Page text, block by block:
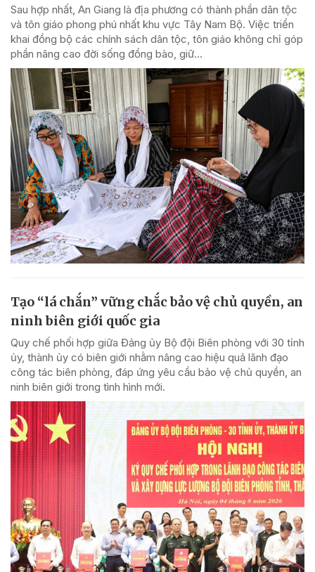
Sau hợp nhất, An Giang là địa phương có thành phần dân tộc
và tôn giáo phong phú nhất khu vực Tây Nam Bộ. Việc triển
khai đồng bộ các chính sách dân tộc, tôn giáo không chỉ góp
phần nâng cao đời sống đồng bào, giữ...
Tạo “lá chắn” vững chắc bảo vệ chủ quyền, an
ninh biên giới quốc gia
Quy chế phối hợp giữa Đảng ủy Bộ đội Biên phòng với 30 tỉnh
ủy, thành ủy có biên giới nhằm nâng cao hiệu quả lãnh đạo
công tác biên phòng, đáp ứng yêu cầu bảo vệ chủ quyền, an
ninh biên giới trong tình hình mới.